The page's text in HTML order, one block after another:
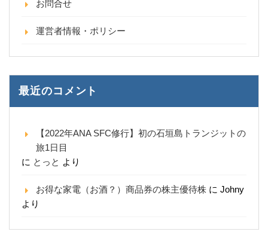
お問合せ
運営者情報・ポリシー
最近のコメント
【2022年ANA SFC修行】初の石垣島トランジットの
旅1日目
に とっと より
お得な家電（お酒？）商品券の株主優待株 に Johny
より